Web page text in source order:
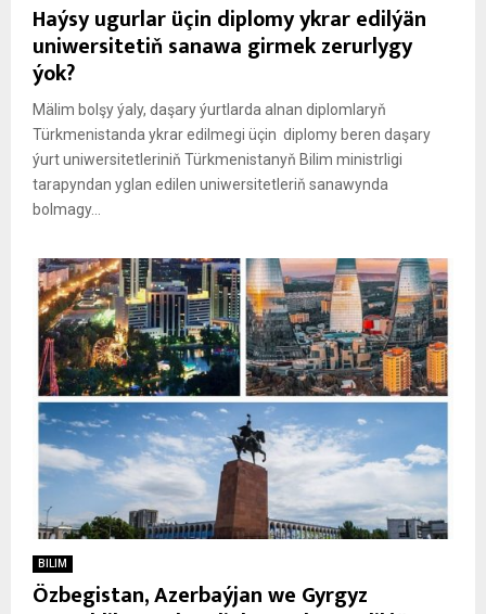
Haýsy ugurlar üçin diplomy ykrar edilýän
uniwersitetiň sanawa girmek zerurlygy
ýok?
Mälim bolşy ýaly, daşary ýurtlarda alnan diplomlaryň
Türkmenistanda ykrar edilmegi üçin diplomy beren daşary
ýurt uniwersitetleriniň Türkmenistanyň Bilim ministrligi
tarapyndan yglan edilen uniwersitetleriň sanawynda
bolmagy...
BILIM
Özbegistan, Azerbaýjan we Gyrgyz